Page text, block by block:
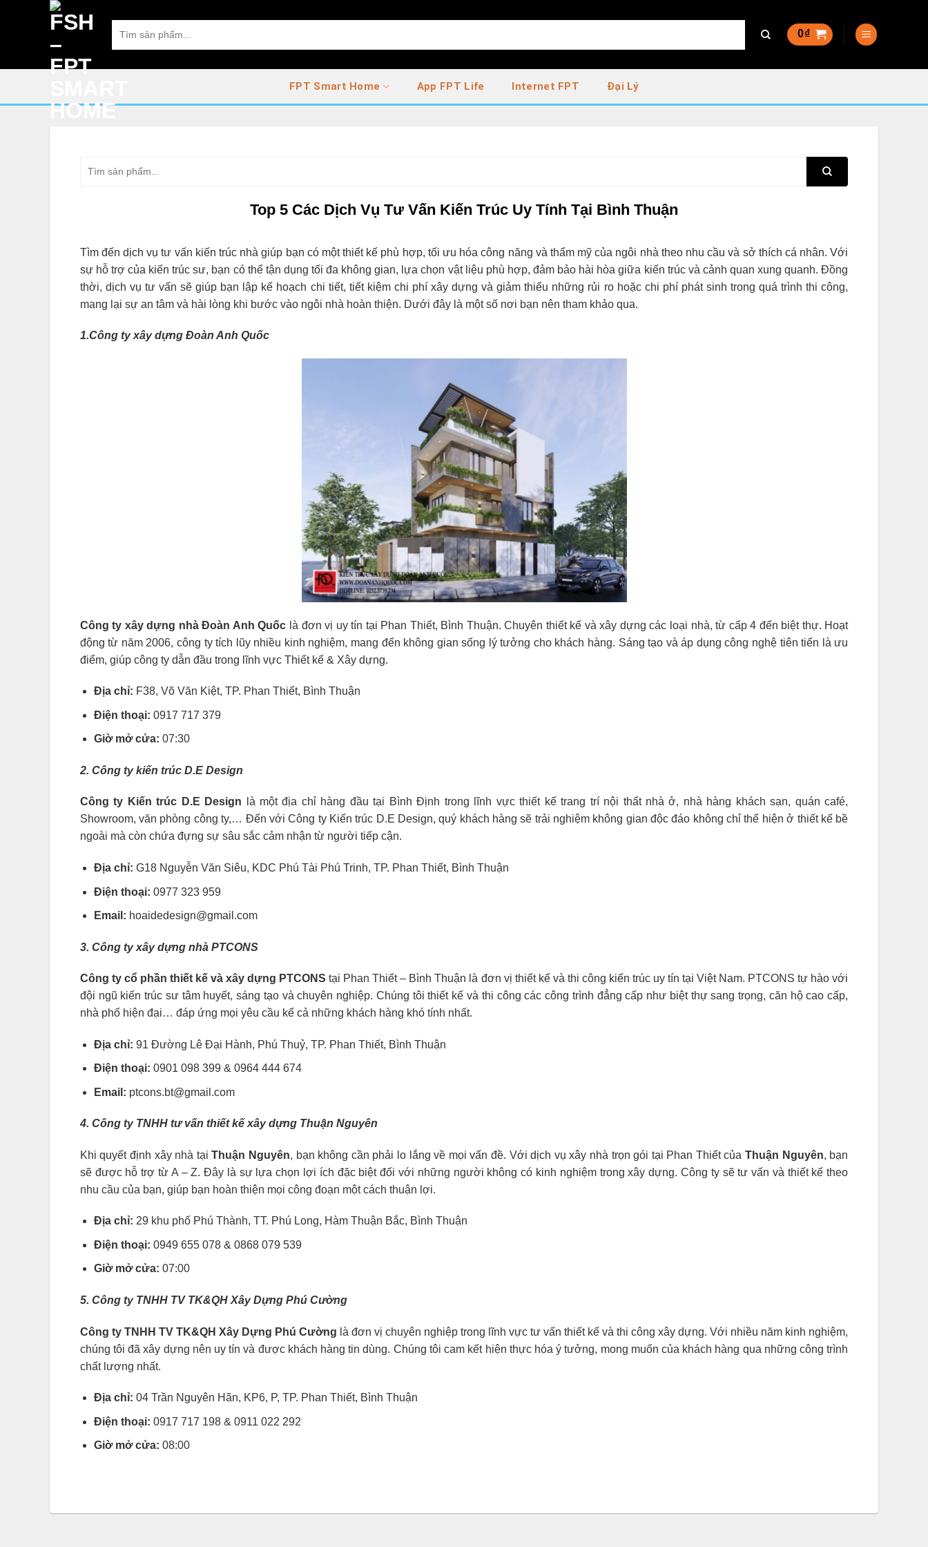
kiếm:
0₫
FPT Smart Home App FPT Life Internet FPT Đại Lý
Top 5 Các Dịch Vụ Tư Vấn Kiến Trúc Uy Tính Tại Bình Thuận
Tìm đến dịch vụ tư vấn kiến trúc nhà giúp bạn có một thiết kế phù hợp, tối ưu hóa công năng và thẩm mỹ của ngôi nhà theo nhu cầu và sở thích cá nhân. Với
sự hỗ trợ của kiến trúc sư, bạn có thể tận dụng tối đa không gian, lựa chọn vật liệu phù hợp, đảm bảo hài hòa giữa kiến trúc và cảnh quan xung quanh. Đồng
thời, dịch vụ tư vấn sẽ giúp bạn lập kế hoạch chi tiết, tiết kiệm chi phí xây dựng và giảm thiểu những rủi ro hoặc chi phí phát sinh trong quá trình thi công,
mang lại sự an tâm và hài lòng khi bước vào ngôi nhà hoàn thiện. Dưới đây là một số nơi bạn nên tham khảo qua.
1.Công ty xây dựng Đoàn Anh Quốc
Công ty xây dựng nhà Đoàn Anh Quốc là đơn vị uy tín tại Phan Thiết, Bình Thuận. Chuyên thiết kế và xây dựng các loại nhà, từ cấp 4 đến biệt thự. Hoạt
động từ năm 2006, công ty tích lũy nhiều kinh nghiệm, mang đến không gian sống lý tưởng cho khách hàng. Sáng tạo và áp dụng công nghệ tiên tiến là ưu
điểm, giúp công ty dẫn đầu trong lĩnh vực Thiết kế & Xây dựng.
Địa chỉ: F38, Võ Văn Kiệt, TP. Phan Thiết, Bình Thuận
Điện thoại:0917 717 379
Giờ mở cửa:07:30
2. Công ty kiến trúc D.E Design
Công ty Kiến trúc D.E Design
là một địa chỉ hàng đầu tại Bình Định trong lĩnh vực thiết kế trang trí nội thất nhà ở, nhà hàng khách sạn, quán café,
Showroom, văn phòng công ty,… Đến với Công ty Kiến trúc D.E Design, quý khách hàng sẽ trải nghiệm không gian độc đáo không chỉ thể hiện ở thiết kế bề
ngoài mà còn chứa đựng sự sâu sắc cảm nhận từ người tiếp cận.
Địa chỉ:G18 Nguyễn Văn Siêu, KDC Phú Tài Phú Trinh, TP. Phan Thiết, Bình Thuận
Điện thoại:0977 323 959
Email: hoaidedesign@gmail.com
3. Công ty xây dựng nhà PTCONS
Công ty cổ phần thiết kế và xây dựng PTCONS tại Phan Thiết – Bình Thuận là đơn vị thiết kế và thi công kiến trúc uy tín tại Việt Nam. PTCONS tự hào với
đội ngũ kiến trúc sư tâm huyết, sáng tạo và chuyên nghiệp. Chúng tôi thiết kế và thi công các công trình đẳng cấp như biệt thự sang trọng, căn hộ cao cấp,
nhà phố hiện đại… đáp ứng mọi yêu cầu kể cả những khách hàng khó tính nhất.
Địa chỉ:91 Đường Lê Đại Hành, Phú Thuỷ, TP. Phan Thiết, Bình Thuận
Điện thoại:0901 098 399 & 0964 444 674
Email: ptcons.bt@gmail.com
4. Công ty TNHH tư vấn thiết kế xây dựng Thuận Nguyên
Khi quyết định xây nhà tạiThuận Nguyên, bạn không cần phải lo lắng về mọi vấn đề. Với dịch vụ xây nhà trọn gói tại Phan Thiết củaThuận Nguyên, bạn
sẽ được hỗ trợ từ A – Z. Đây là sự lựa chọn lợi ích đặc biệt đối với những người không có kinh nghiệm trong xây dựng. Công ty sẽ tư vấn và thiết kế theo
nhu cầu của bạn, giúp bạn hoàn thiện mọi công đoạn một cách thuận lợi.
Địa chỉ:29 khu phố Phú Thành, TT. Phú Long, Hàm Thuận Bắc, Bình Thuận
Điện thoại:0949 655 078 & 0868 079 539
Giờ mở cửa:07:00
5. Công ty TNHH TV TK&QH Xây Dựng Phú Cường
Công ty TNHH TV TK&QH Xây Dựng Phú Cường là đơn vị chuyên nghiệp trong lĩnh vực tư vấn thiết kế và thi công xây dựng. Với nhiều năm kinh nghiệm,
chúng tôi đã xây dựng nên uy tín và được khách hàng tin dùng. Chúng tôi cam kết hiện thực hóa ý tưởng, mong muốn của khách hàng qua những công trình
chất lượng nhất.
Địa chỉ:04 Trần Nguyên Hãn, KP6, P, TP. Phan Thiết, Bình Thuận
Điện thoại:0917 717 198 & 0911 022 292
Giờ mở cửa:08:00